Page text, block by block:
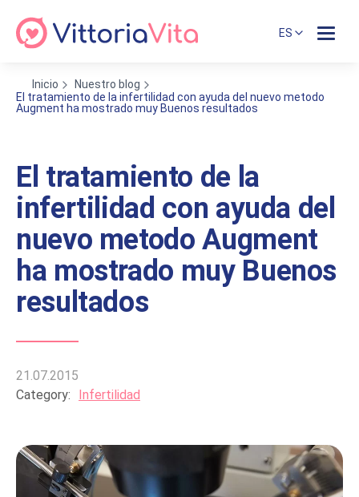
ES
Inicio
Nuestro blog
El tratamiento de la infertilidad con ayuda del nuevo metodo
Augment ha mostrado muy Buenos resultados
El tratamiento de la
infertilidad con ayuda del
nuevo metodo Augment
ha mostrado muy Buenos
resultados
21.07.2015
Category:
Infertilidad